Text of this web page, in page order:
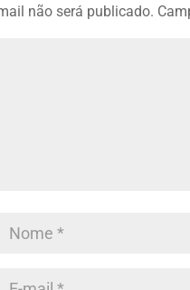
não será publicado.